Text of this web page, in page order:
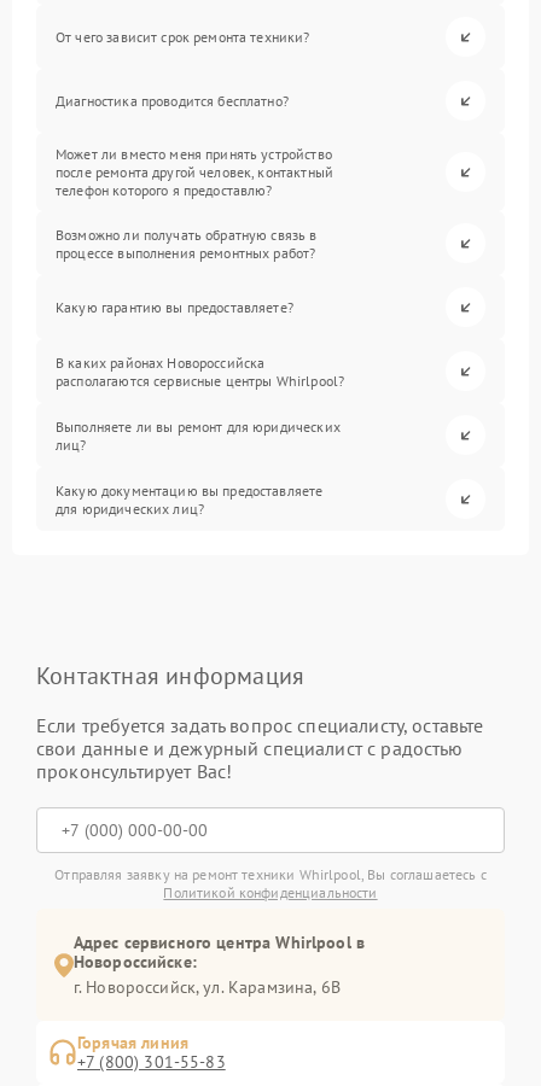
От чего зависит срок ремонта техники?
Диагностика проводится бесплатно?
Может ли вместо меня принять устройство
после ремонта другой человек, контактный
телефон которого я предоставлю?
Возможно ли получать обратную связь в
процессе выполнения ремонтных работ?
Какую гарантию вы предоставляете?
В каких районах Новороссийска
располагаются сервисные центры Whirlpool?
Выполняете ли вы ремонт для юридических
лиц?
Какую документацию вы предоставляете
для юридических лиц?
Контактная информация
Если требуется задать вопрос специалисту, оставьте
свои данные и дежурный специалист с радостью
проконсультирует Вас!
Отправляя заявку на ремонт техники Whirlpool, Вы соглашаетесь с
Политикой конфиденциальности
Адрес сервисного центра Whirlpool в
Новороссийске:
г. Новороссийск, ул. Карамзина, 6В
Горячая линия
+7 (800) 301-55-83